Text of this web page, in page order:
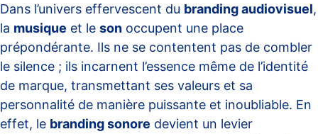
Dans l’univers effervescent du branding audiovisuel,
la musique et le son occupent une place
prépondérante. Ils ne se contentent pas de combler
le silence ; ils incarnent l’essence même de l’identité
de marque, transmettant ses valeurs et sa
personnalité de manière puissante et inoubliable. En
effet, le branding sonore devient un levier